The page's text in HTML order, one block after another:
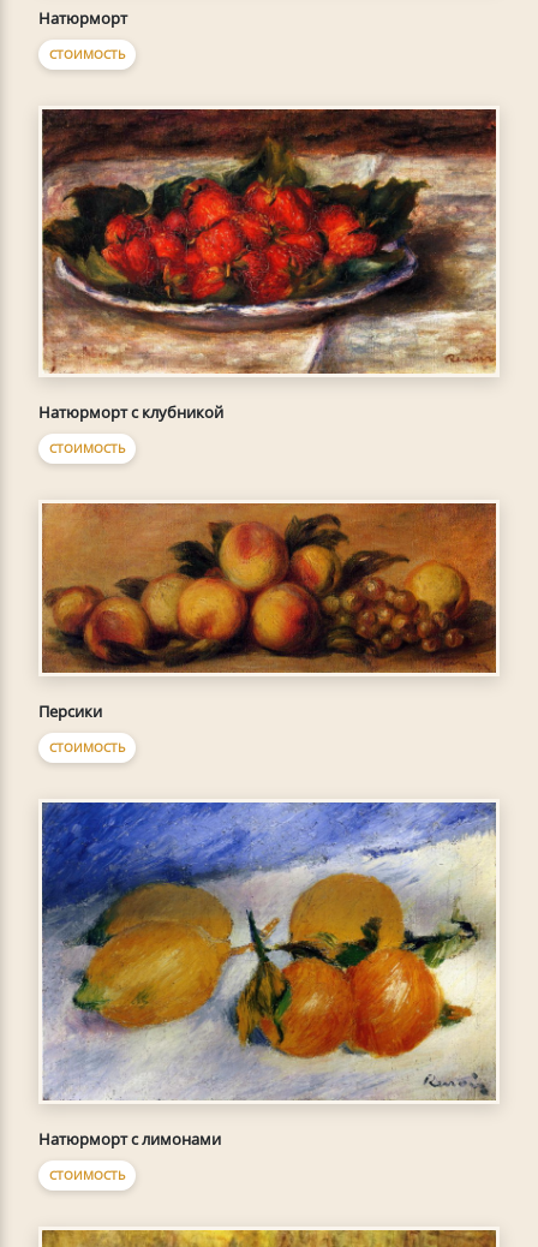
Натюрморт
СТОИМОСТЬ
Натюрморт с клубникой
СТОИМОСТЬ
Персики
СТОИМОСТЬ
Натюрморт с лимонами
СТОИМОСТЬ